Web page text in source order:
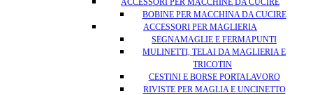
ACCESSORI PER MACCHINE DA CUCIRE
BOBINE PER MACCHINA DA CUCIRE
ACCESSORI PER MAGLIERIA
SEGNAMAGLIE E FERMAPUNTI
MULINETTI, TELAI DA MAGLIERIA E
TRICOTIN
CESTINI E BORSE PORTALAVORO
RIVISTE PER MAGLIA E UNCINETTO